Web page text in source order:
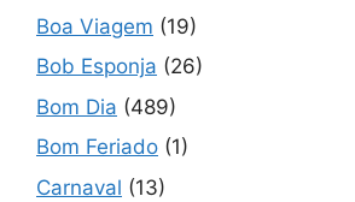
Boa Viagem (19)
Bob Esponja (26)
Bom Dia (489)
Bom Feriado (1)
Carnaval (13)